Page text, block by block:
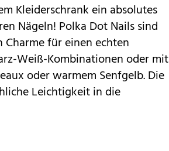
Kleiderschrank ein absolutes
Nägeln! Polka DotNails sind
für einen echten
Weiß-Kombinationen oder mit
oder warmem Senfgelb. Die
Leichtigkeit in die